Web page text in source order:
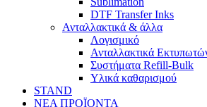
DTF Transfer Inks
Ανταλλακτικά & άλλα
Λογισμικό
Ανταλλακτικά
Συστήματα Refill-Bulk
Υλικά καθαρισμού
STAND
ΝΕΑ ΠΡΟΪΟΝΤΑ